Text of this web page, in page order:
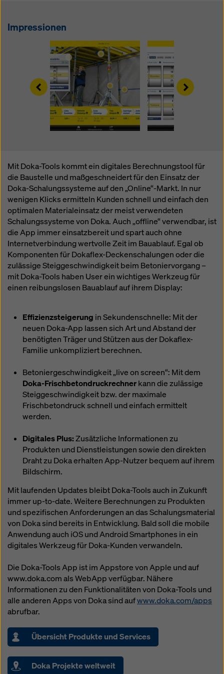
Impressionen
Left Right
Mit Doka-Tools kommt ein digitales Berechnungstool für
die Baustelle und maßgeschneidert für den Einsatz der
Doka-Schalungssysteme auf den „Online“-Markt. In nur
wenigen Klicks ermitteln Kunden schnell und einfach den
optimalen Materialeinsatz der meist verwendeten
Schalungssysteme von Doka. Auch „offline“ verwendbar, ist
die App immer einsatzbereit und spart auch ohne
Internetverbindung wertvolle Zeit im Bauablauf. Egal ob
Komponenten für Dokaflex-Deckenschalungen oder die
zulässige Steiggeschwindigkeit beim Betoniervorgang –
mit Doka-Tools haben User ein wichtiges Werkzeug für
einen reibungslosen Bauablauf auf ihrem Display:
Effizienzsteigerung in Sekundenschnelle: Mit der
neuen Doka-App lassen sich Art und Abstand der
benötigten Träger und Stützen aus der Dokaflex-
Familie unkompliziert berechnen.
Betoniergeschwindigkeit „live on screen“: Mit dem
Doka-Frischbetondruckrechnerkann die zulässige
Steiggeschwindigkeit bzw. der maximale
Frischbetondruck schnell und einfach ermittelt
werden.
Digitales Plus:Zusätzliche Informationen zu
Produkten und Dienstleistungen sowie den direkten
Draht zu Doka erhalten App-Nutzer bequem auf ihrem
Bildschirm.
Mit laufenden Updates bleibt Doka-Tools auch in Zukunft
immer up-to-date. Weitere Berechnungen zu Produkten
und spezifischen Anforderungen an das Schalungsmaterial
von Doka sind bereits in Entwicklung. Bald soll die mobile
Anwendung auch iOS und Android Smartphones in ein
digitales Werkzeug für Doka-Kunden verwandeln.
Die Doka-Tools App ist im Appstore von Apple und auf
www.doka.com als WebApp verfügbar. Nähere
Informationen zu den Funktionalitäten von Doka-Tools und
alle anderen Apps von Doka sind aufwww.doka.com/apps
abrufbar.
Übersicht Produkte und Services
Doka Projekte weltweit
stehen. Sie können alle einwilligungspflichtigen
Cookie Einstellungenanpassen, indem Sie
auf Cookie Einstellungen am Ende dieser Website
klicken und die entsprechenden Checkboxen
verwenden. Sie können Ihre Einwilligung jederzeit
grundlos mit Wirkung für die Zukunft widerrufen,
indem Sie zB aufCookie Einstellungenam Ende
dieser Website klicken.
Weitere Informationen zu unseren Cookies finden Sie
(Erweiterte Cookie-Einstellungen).